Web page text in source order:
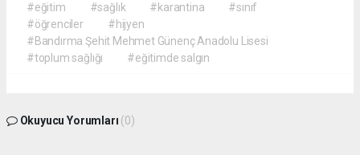
#eğitim
#sağlık #karantina
#sınıf
#öğrenciler
#hijyen
#Bandırma Şehit Mehmet Günenç Anadolu Lisesi
#toplum sağlığı
#eğitimde salgın
Okuyucu Yorumları (0)